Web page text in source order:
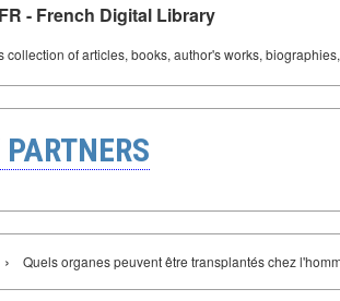
- French Digital Library
collection of articles, books, author's works,
› Quels organes peuvent être transplantés chez